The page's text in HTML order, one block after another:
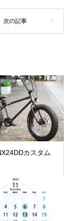
カスタム